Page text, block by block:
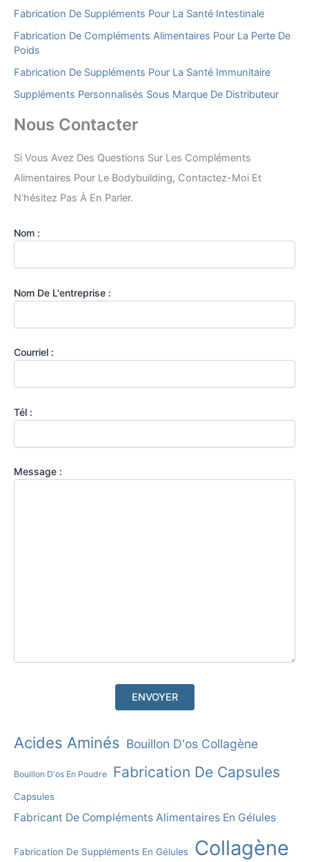
Fabrication De Suppléments Pour La Santé Intestinale
Fabrication De Compléments Alimentaires Pour La Perte De
Poids
Fabrication De Suppléments Pour La Santé Immunitaire
Suppléments Personnalisés Sous Marque De Distributeur
Nous Contacter
Si Vous Avez Des Questions Sur Les Compléments
Alimentaires Pour Le Bodybuilding, Contactez-Moi Et
N'hésitez Pas À En Parler.
Nom :
Nom De L'entreprise :
Courriel :
Tél :
Message :
A
T
E
R
A
Acides Aminés Bouillon D'os Collagène
Bouillon D'os En Poudre Fabrication De Capsules
Capsules
Fabricant De Compléments Alimentaires En Gélules
Fabrication De Suppléments En Gélules Collagène